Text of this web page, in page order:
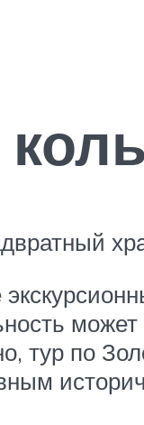
тур по